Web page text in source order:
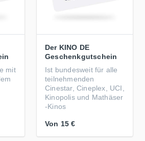
mit
Der KINO DE
Geschenkgutschein
Ist bundesweit für alle
teilnehmenden
Cinestar, Cineplex, UCI,
Kinopolis und Mathäser
-Kinos
Von 15 €